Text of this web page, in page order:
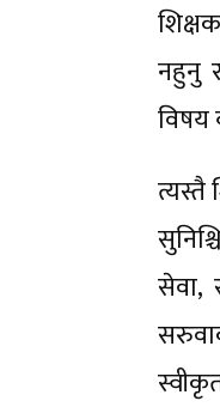
नहुनु
विषय
त्यस्तै
सेवा,